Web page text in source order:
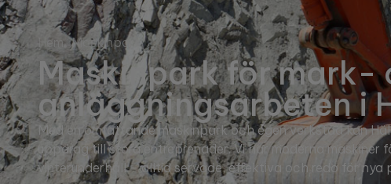
Hem Maskinpark
Maskinpark för mark-
anläggningsarbeten i
Med en omfattande maskinpark och egen verkstad kan
uppdrag till stora entreprenader. Vi har moderna
vinterunderhåll – alltid servade, effektiva och redo för nya